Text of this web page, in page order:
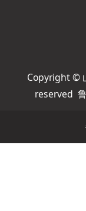
Copyright ©
reserved